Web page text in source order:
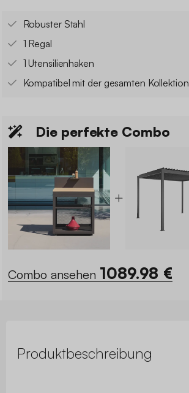
Robuster Stahl
1 Regal
1 Utensilienhaken
Kompatibel mit der gesamten Kollektion
Die perfekte Combo
Combo ansehen 1089.98 €
Produktbeschreibung